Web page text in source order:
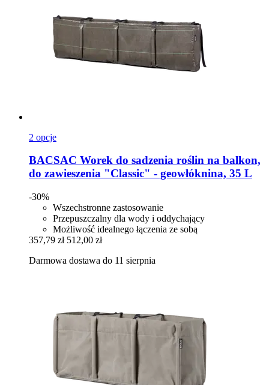
2 opcje
BACSAC Worek do sadzenia roślin na balkon,
do zawieszenia "Classic" -​ geowłóknina, 35 L
-30%
Wszechstronne zastosowanie
Przepuszczalny dla wody i oddychający
Możliwość idealnego łączenia ze sobą
357,79 zł 512,00 zł
Darmowa dostawa do 11 sierpnia